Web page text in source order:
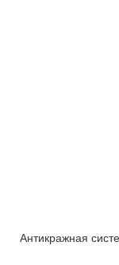
Антикражная